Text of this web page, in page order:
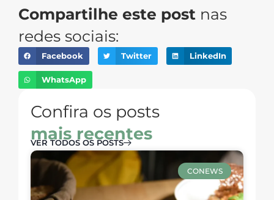
Compartilhe este post nas
redes sociais:
Facebook Twitter LinkedIn
WhatsApp
Confira os posts
mais recentes
VER TODOS OS POSTS
CONEWS